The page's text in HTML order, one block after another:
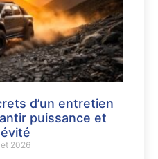
d’un entretien
puissance et
2026